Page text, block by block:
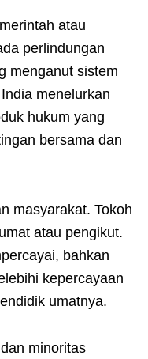
atau
perlindungan
menganut sistem
menelurkan
hukum yang
bersama dan
masyarakat. Tokoh
atau pengikut.
bahkan
kepercayaan
umatnya.
minoritas